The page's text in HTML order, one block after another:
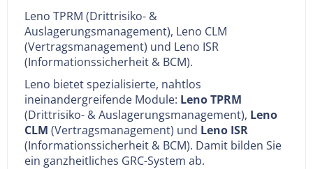
Leno TPRM (Drittrisiko- &
Auslagerungsmanagement), Leno CLM
(Vertragsmanagement) und Leno ISR
(Informationssicherheit & BCM).
Leno bietet spezialisierte, nahtlos
ineinandergreifende Module: Leno TPRM
(Drittrisiko- & Auslagerungsmanagement), Leno
CLM (Vertragsmanagement) und Leno ISR
(Informationssicherheit & BCM). Damit bilden Sie
ein ganzheitliches GRC-System ab.